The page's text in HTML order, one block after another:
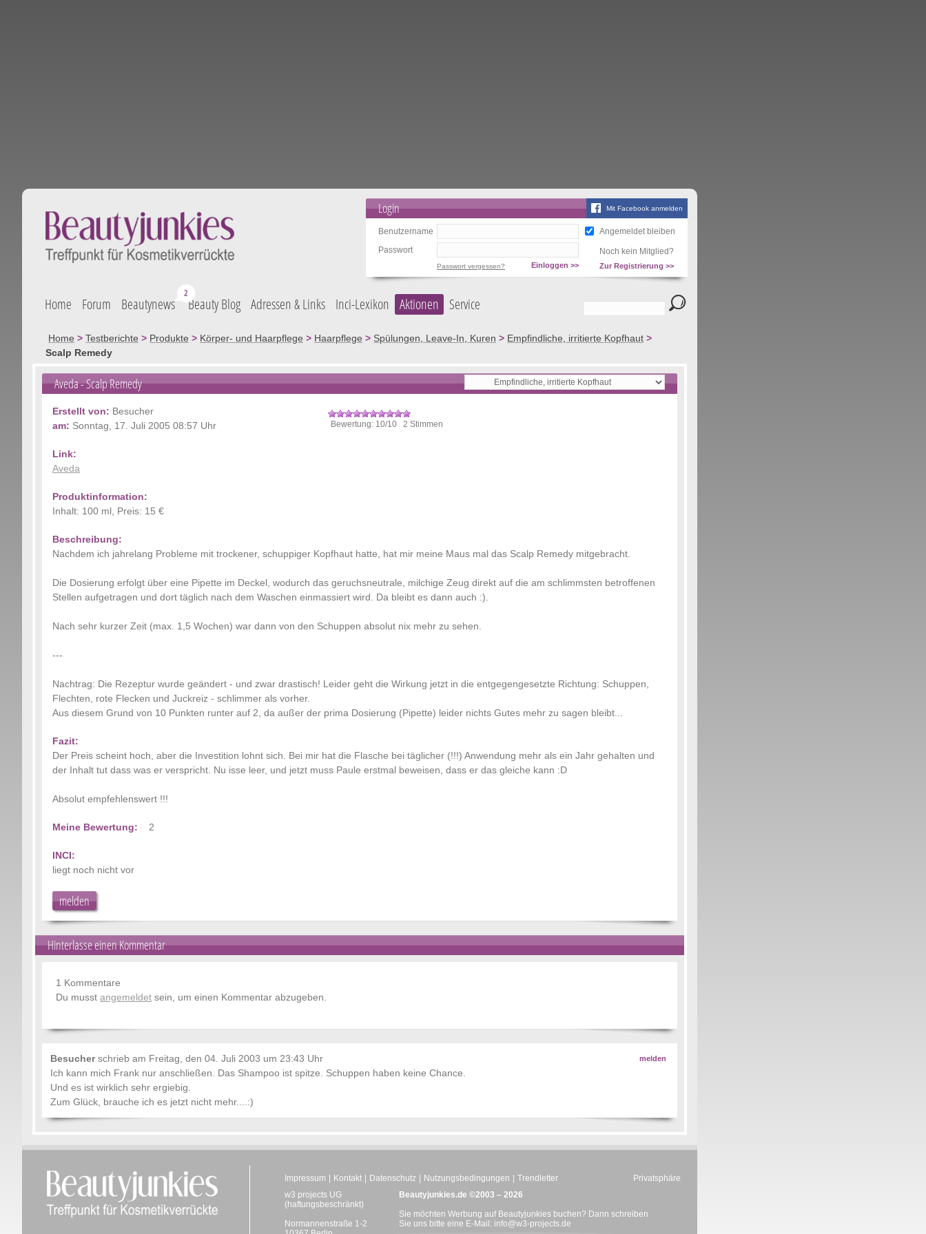
Mit Facebook anmelden
Login
Benutzername
Angemeldet bleiben
Passwort
Noch kein Mitglied?
Einloggen >>
Passwort vergessen? Zur Registrierung >>
Home Forum Beautynews Beauty Blog Adressen & Links Inci-Lexikon Aktionen Service
Home > Testberichte > Produkte > Körper- und Haarpflege > Haarpflege > Spülungen, Leave-In, Kuren > Empfindliche, irritierte Kopfhaut >
Scalp Remedy
Aveda- Scalp Remedy
Erstellt von: Besucher
am: Sonntag, 17. Juli 2005 08:57 Uhr Bewertung: 10/10 2 Stimmen
Link:
Aveda
Produktinformation:
Inhalt: 100 ml, Preis: 15 €
Beschreibung:
Nachdem ich jahrelang Probleme mit trockener, schuppiger Kopfhaut hatte, hat mir meine Maus mal das Scalp Remedy mitgebracht.
Die Dosierung erfolgt über eine Pipette im Deckel, wodurch das geruchsneutrale, milchige Zeug direkt auf die am schlimmsten betroffenen
Stellen aufgetragen und dort täglich nach dem Waschen einmassiert wird. Da bleibt es dann auch :).
Nach sehr kurzer Zeit (max. 1,5 Wochen) war dann von den Schuppen absolut nix mehr zu sehen.
---
Nachtrag: Die Rezeptur wurde geändert - und zwar drastisch! Leider geht die Wirkung jetzt in die entgegengesetzte Richtung: Schuppen,
Flechten, rote Flecken und Juckreiz - schlimmer als vorher.
Aus diesem Grund von 10 Punkten runter auf 2, da außer der prima Dosierung (Pipette) leider nichts Gutes mehr zu sagen bleibt...
Fazit:
Der Preis scheint hoch, aber die Investition lohnt sich. Bei mir hat die Flasche bei täglicher (!!!) Anwendung mehr als ein Jahr gehalten und
der Inhalt tut dass was er verspricht. Nu isse leer, und jetzt muss Paule erstmal beweisen, dass er das gleiche kann :D
Absolut empfehlenswert !!!
Meine Bewertung: 2
INCI:
liegt noch nicht vor
melden
Hinterlasse einen Kommentar
1 Kommentare
Du musst angemeldet sein, um einen Kommentar abzugeben.
melden
Besucher schrieb am Freitag, den 04. Juli 2003 um 23:43 Uhr
Ich kann mich Frank nur anschließen. Das Shampoo ist spitze. Schuppen haben keine Chance.
Und es ist wirklich sehr ergiebig.
Zum Glück, brauche ich es jetzt nicht mehr....:)
Privatsphäre
Impressum Kontakt Datenschutz Nutzungsbedingungen
Trendletter
w3 projects UG
(haftungsbeschränkt)
Normannenstraße 1-2
Beautyjunkies.de ©2003 – 2026
Sie möchten Werbung auf Beautyjunkies buchen? Dann schreiben
Sie uns bitte eine E-Mail: info@w3-projects.de